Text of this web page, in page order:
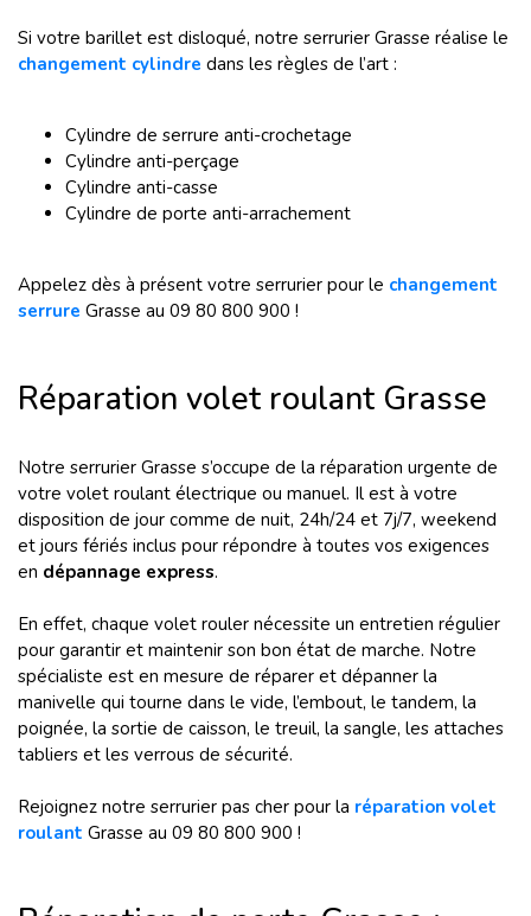
Si votre barillet est disloqué, notre serrurier Grasse réalise le
changement cylindre dans les règles de l’art :
Cylindre de serrure anti-crochetage
Cylindre anti-perçage
Cylindre anti-casse
Cylindre de porte anti-arrachement
Appelez dès à présent votre serrurier pour le changement
serrure Grasse au 09 80 800 900 !
Réparation volet roulant Grasse
Notre serrurier Grasse s’occupe de la réparation urgente de
votre volet roulant électrique ou manuel. Il est à votre
disposition de jour comme de nuit, 24h/24 et 7j/7, weekend
et jours fériés inclus pour répondre à toutes vos exigences
en dépannage express.
En effet, chaque volet rouler nécessite un entretien régulier
pour garantir et maintenir son bon état de marche. Notre
spécialiste est en mesure de réparer et dépanner la
manivelle qui tourne dans le vide, l’embout, le tandem, la
poignée, la sortie de caisson, le treuil, la sangle, les attaches
tabliers et les verrous de sécurité.
Rejoignez notre serrurier pas cher pour la réparation volet
roulant Grasse au 09 80 800 900 !